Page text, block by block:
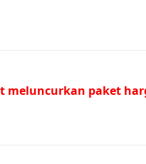
meluncurkan paket